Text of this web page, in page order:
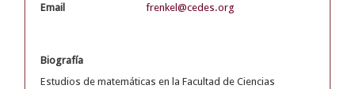
Email
frenkel@cedes.org
Biografía
Estudios de matemáticas en la Facultad de Ciencias